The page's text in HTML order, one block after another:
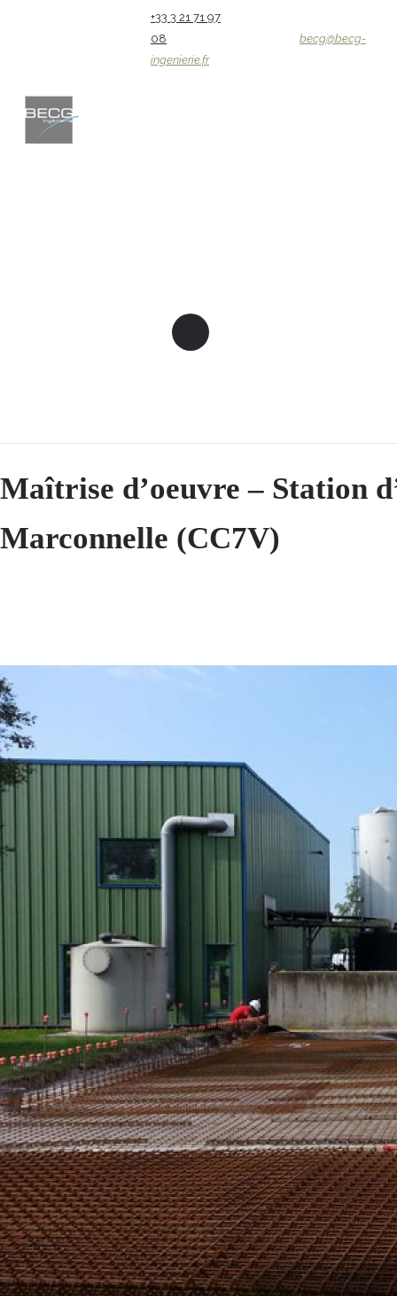
+33 3 21 71 97
08
becg@becg-
ingenierie.fr
Maîtrise d’oeuvre – Station
Marconnelle (CC7V)